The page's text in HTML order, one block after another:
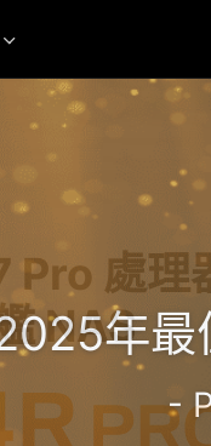
年最
-
Pro 處理
NAS